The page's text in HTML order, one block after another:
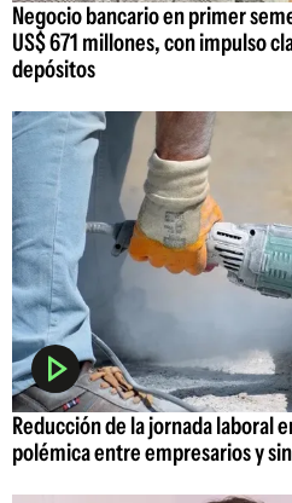
Negocio bancario en primer
US$ 671 millones, con impulso
depósitos
Reducción de la jornada laboral
polémica entre empresarios y